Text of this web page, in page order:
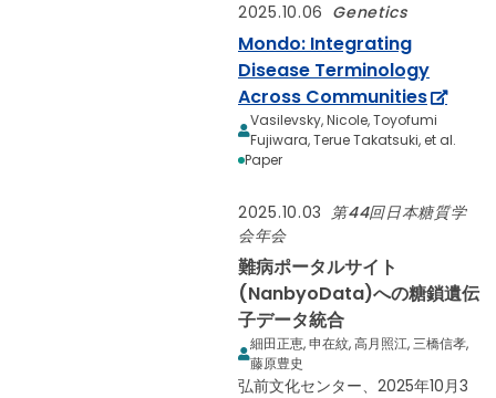
2025.10.06 Genetics
Mondo: Integrating
Disease Terminology
Across Communities
Vasilevsky, Nicole, Toyofumi
Fujiwara, Terue Takatsuki, et al.
Paper
2025.10.03 第44回日本糖質学
会年会
難病ポータルサイト
(NanbyoData)への糖鎖遺伝
子データ統合
細田正恵, 申在紋, 高月照江, 三橋信孝,
藤原豊史
弘前文化センター、2025年10月3